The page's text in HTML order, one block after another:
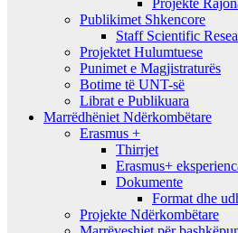
Publikimet Shkencore
Staff Scientific
Projektet Hulumtuese
Punimet e Magjistraturës
Botime të UNT-së
Librat e Publikuara
Marrëdhëniet Ndërkombëtare
Erasmus +
Thirrjet
Erasmus+
Dokumente
Format dhe
Projekte Ndërkombëtare